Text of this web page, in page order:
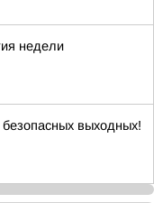
недели
выходных!